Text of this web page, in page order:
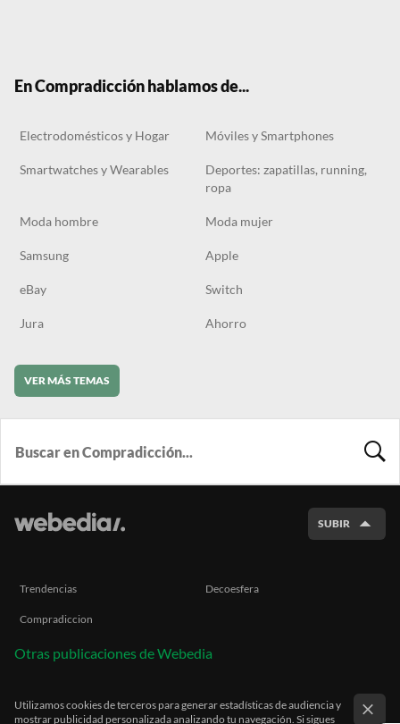
En Compradicción hablamos de...
Electrodomésticos y Hogar Móviles y Smartphones
Smartwatches y Wearables
Deportes: zapatillas, running,
ropa
Moda hombre Moda mujer
Samsung Apple
eBay Switch
Jura Ahorro
VER MÁS TEMAS
SUBIR
Trendencias Decoesfera
Compradiccion
Otras publicaciones de Webedia
Utilizamos cookies de terceros para generar estadísticas de audiencia y
mostrar publicidad personalizada analizando tu navegación. Si sigues